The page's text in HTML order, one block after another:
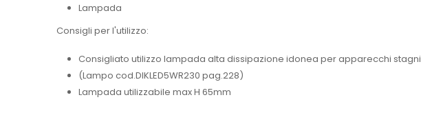
Lampada
Consigli per l'utilizzo:
Consigliato utilizzo lampada alta dissipazione idonea per apparecchi stagni
(Lampo cod.DIKLED5WR230 pag.228)
Lampada utilizzabile max H 65mm